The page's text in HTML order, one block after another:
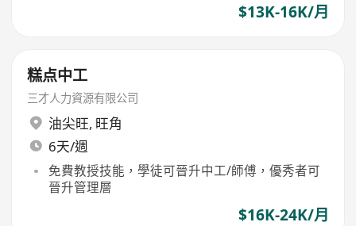
$13K-16K/月
糕点中工
三才人力資源有限公司
油尖旺, 旺角
6天/週
免費教授技能，學徒可晉升中工/師傅，優秀者可
晉升管理層
$16K-24K/月